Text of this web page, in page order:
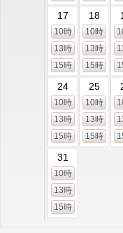
17
10時
13時
15時
18
10時
13時
15時
24
10時
13時
15時
25
10時
13時
15時
31
10時
13時
15時